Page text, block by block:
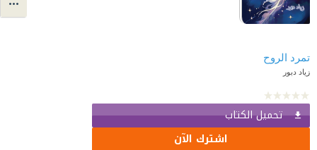
تمرد الروح
زياد دبور
تحميل الكتاب
اشترك الآن